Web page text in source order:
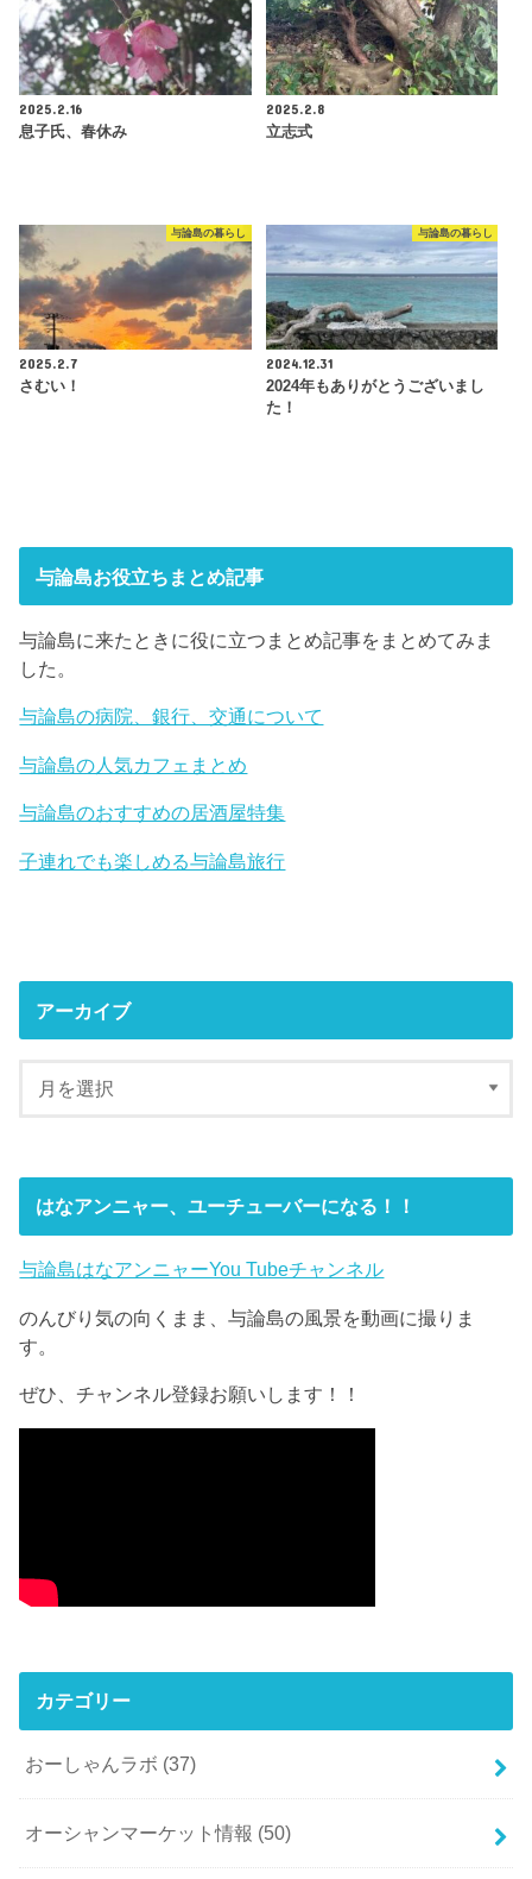
2025.2.16
息子氏、春休み
2025.2.8
立志式
与論島の暮らし
2025.2.7
さむい！
与論島の暮らし
2024.12.31
2024年もありがとうございまし
た！
与論島お役立ちまとめ記事
与論島に来たときに役に立つまとめ記事をまとめてみま
した。
与論島の病院、銀行、交通について
与論島の人気カフェまとめ
与論島のおすすめの居酒屋特集
子連れでも楽しめる与論島旅行
アーカイブ
はなアンニャー、ユーチューバーになる！！
与論島はなアンニャーYou Tubeチャンネル
のんびり気の向くまま、与論島の風景を動画に撮りま
す。
ぜひ、チャンネル登録お願いします！！
カテゴリー
おーしゃんラボ (37)
オーシャンマーケット情報 (50)